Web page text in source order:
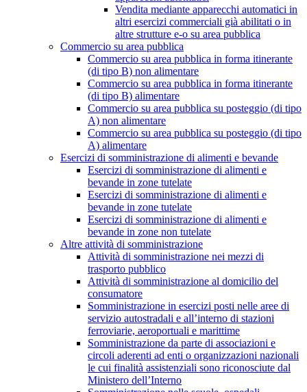
Vendita mediante apparecchi automatici in
altri esercizi commerciali già abilitati o in
altre strutture e-o su area pubblica
Commercio su area pubblica
Commercio su area pubblica in forma itinerante
(di tipo B) non alimentare
Commercio su area pubblica in forma itinerante
(di tipo B) alimentare
Commercio su area pubblica su posteggio (di tipo
A) non alimentare
Commercio su area pubblica su posteggio (di tipo
A) alimentare
Esercizi di somministrazione di alimenti e bevande
Esercizi di somministrazione di alimenti e
bevande in zone tutelate
Esercizi di somministrazione di alimenti e
bevande in zone tutelate
Esercizi di somministrazione di alimenti e
bevande in zone non tutelate
Altre attività di somministrazione
Attività di somministrazione nei mezzi di
trasporto pubblico
Attività di somministrazione al domicilio del
consumatore
Somministrazione in esercizi posti nelle aree di
servizio autostradali e all’interno di stazioni
ferroviarie, aeroportuali e marittime
Somministrazione da parte di associazioni e
circoli aderenti ad enti o organizzazioni nazionali
le cui finalità assistenziali sono riconosciute dal
Ministero dell’Interno